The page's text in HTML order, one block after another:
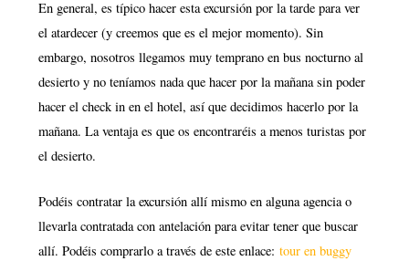
En general, es típico hacer esta excursión por la tarde para ver
el atardecer (y creemos que es el mejor momento). Sin
embargo, nosotros llegamos muy temprano en bus nocturno al
desierto y no teníamos nada que hacer por la mañana sin poder
hacer el check in en el hotel, así que decidimos hacerlo por la
mañana. La ventaja es que os encontraréis a menos turistas por
el desierto.
Podéis contratar la excursión allí mismo en alguna agencia o
llevarla contratada con antelación para evitar tener que buscar
allí. Podéis comprarlo a través de este enlace:tour en buggy